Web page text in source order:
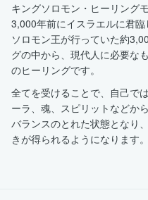
キングソロモン・ヒーリング
3,000年前にイスラエルに君
ソロモン王が行っていた約
グの中から、現代人に必要な
のヒーリングです。
全てを受けることで、自己で
ーラ、魂、スピリットなどか
バランスのとれた状態となり
きが得られるようになります。